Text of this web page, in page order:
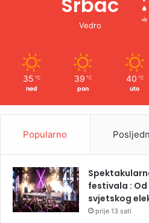
Vedro
35 ℃
ned
39 ℃
pon
40 ℃
uto
Popularno
festivala :
svjetskog
prije 13 sati